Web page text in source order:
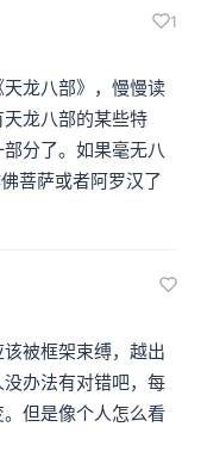
外的那个世界，或
分。对比来看，那
色跟角色之间的关
1
龙八部》，慢慢读
龙八部的某些特
分了。如果毫无八
菩萨或者阿罗汉了
被框架束缚，越出
办法有对错吧，每
但是像个人怎么看